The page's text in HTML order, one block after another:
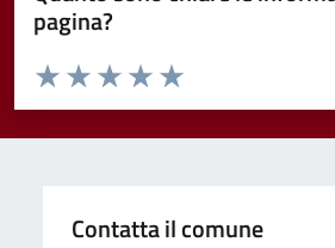
pagina?
Valuta da 1 a 5 stelle la pagina
Valuta 5 stelle su 5
Valuta 4 stelle su 5
Valuta 3 stelle su 5
Valuta 2 stelle su 5
Valuta 1 stelle su 5
Contatta il comune